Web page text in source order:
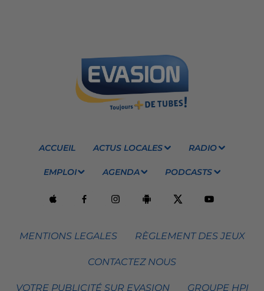
ACCUEIL ACTUS LOCALES RADIO
EMPLOI AGENDA PODCASTS
MENTIONS LEGALES RÈGLEMENT DES JEUX
CONTACTEZ NOUS
VOTRE PUBLICITÉ SUR EVASION GROUPE HPI